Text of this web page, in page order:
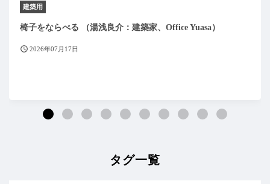
建築用
椅子をならべる （湯浅良介：建築家、Office Yuasa）
2026年07月17日
タグ一覧